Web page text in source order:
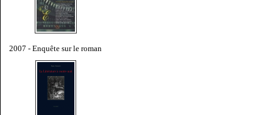
2007 - Enquête sur le roman